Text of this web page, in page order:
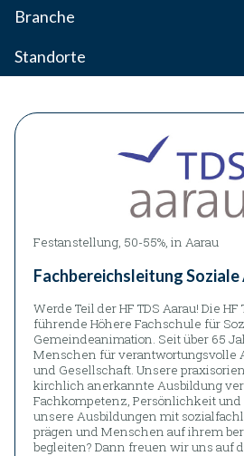
Branche
Standorte
Festanstellung, 50-55%, in Aarau
Fachbereichsleitung
Werde Teil der HF TDS Aarau! Die HF
führende Höhere Fachschule für
Gemeindeanimation. Seit über 65
Menschen für verantwortungsvolle
und Gesellschaft. Unsere
kirchlich anerkannte Ausbildung
Fachkompetenz, Persönlichkeit und
unsere Ausbildungen mit
prägen und Menschen auf ihrem
begleiten? Dann freuen wir uns auf